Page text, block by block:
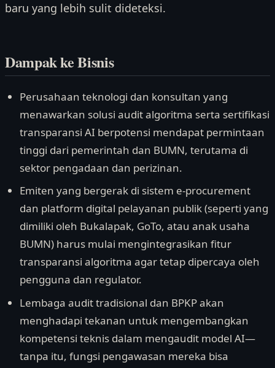
baru yang lebih sulit dideteksi.
Dampak ke Bisnis
Perusahaan teknologi dan konsultan yang
menawarkan solusi audit algoritma serta sertifikasi
transparansi AI berpotensi mendapat permintaan
tinggi dari pemerintah dan BUMN, terutama di
sektor pengadaan dan perizinan.
Emiten yang bergerak di sistem e-procurement
dan platform digital pelayanan publik (seperti yang
dimiliki oleh Bukalapak, GoTo, atau anak usaha
BUMN) harus mulai mengintegrasikan fitur
transparansi algoritma agar tetap dipercaya oleh
pengguna dan regulator.
Lembaga audit tradisional dan BPKP akan
menghadapi tekanan untuk mengembangkan
kompetensi teknis dalam mengaudit model AI—
tanpa itu, fungsi pengawasan mereka bisa